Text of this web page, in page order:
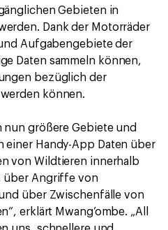
Gebieten in
Dank der Motorräder
Aufgabengebiete der
Daten sammeln können,
bezüglich der
können.
nun größere Gebiete und
einer Handy-App Daten über
von Wildtieren innerhalb
über Angriffe von
über Zwischenfälle von
erklärt Mwang’ombe. „All